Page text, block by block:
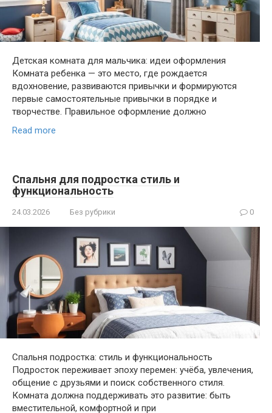
Детская комната для мальчика: идеи оформления
Комната ребенка — это место, где рождается
вдохновение, развиваются привычки и формируются
первые самостоятельные привычки в порядке и
творчестве. Правильное оформление должно
Read more
Спальня для подростка стиль и
функциональность
24.03.2026 Без рубрики 0
Спальня подростка: стиль и функциональность
Подросток переживает эпоху перемен: учёба, увлечения,
общение с друзьями и поиск собственного стиля.
Комната должна поддерживать это развитие: быть
вместительной, комфортной и при